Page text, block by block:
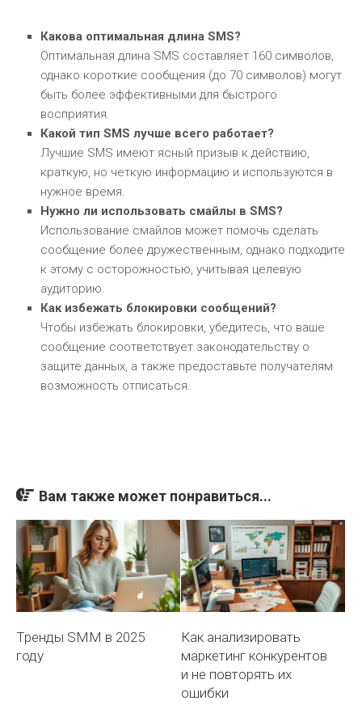
Какова оптимальная длина SMS?
Оптимальная длина SMS составляет 160 символов,
однако короткие сообщения (до 70 символов) могут
быть более эффективными для быстрого
восприятия.
Какой тип SMS лучше всего работает?
Лучшие SMS имеют ясный призыв к действию,
краткую, но четкую информацию и используются в
нужное время.
Нужно ли использовать смайлы в SMS?
Использование смайлов может помочь сделать
сообщение более дружественным, однако подходите
к этому с осторожностью, учитывая целевую
аудиторию.
Как избежать блокировки сообщений?
Чтобы избежать блокировки, убедитесь, что ваше
сообщение соответствует законодательству о
защите данных, а также предоставьте получателям
возможность отписаться.
Вам также может понравиться...
Тренды SMM в 2025
году
Как анализировать
маркетинг конкурентов
и не повторять их
ошибки